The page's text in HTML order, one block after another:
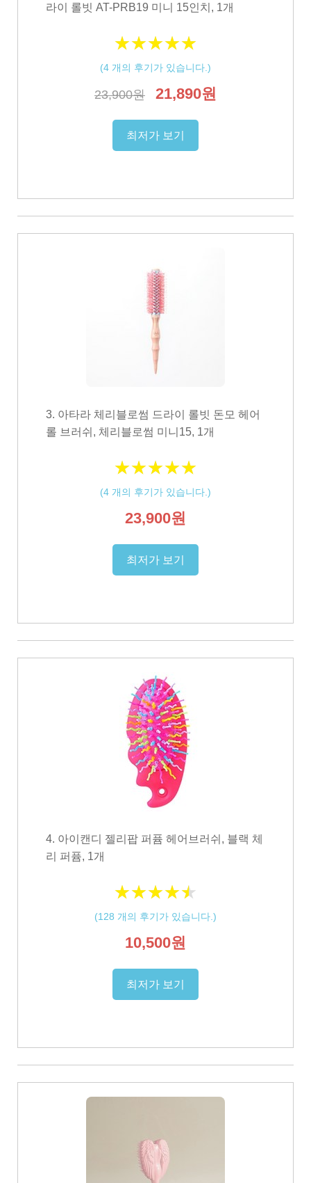
라이 롤빗 AT-PRB19 미니 15인치, 1개
★★★★★
★★★★★
(4 개의 후기가 있습니다.)
23,900원 21,890원
최저가 보기
3. 아타라 체리블로썸 드라이 롤빗 돈모 헤어
롤 브러쉬, 체리블로썸 미니15, 1개
★★★★★
★★★★★
(4 개의 후기가 있습니다.)
23,900원
최저가 보기
4. 아이캔디 젤리팝 퍼퓸 헤어브러쉬, 블랙 체
리 퍼퓸, 1개
★★★★★
★★★★★
(128 개의 후기가 있습니다.)
10,500원
최저가 보기